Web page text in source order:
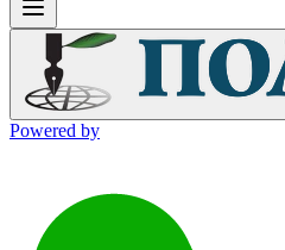
Powered by